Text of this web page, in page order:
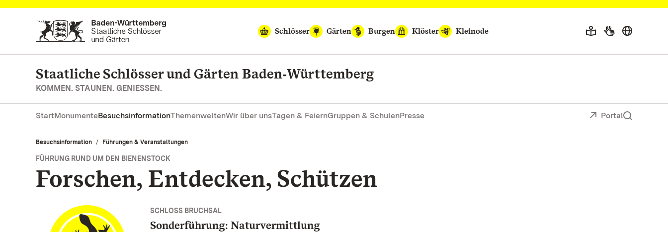
Zum Hauptinhalt springen
Schlösser
Gärten Burgen Klöster Kleinode
Staatliche Schlösser und Gärten Baden‑Württemberg
KOMMEN. STAUNEN. GENIESSEN.
StartMonumenteBesuchsinformationThemenweltenWir über unsTagen & FeiernGruppen & SchulenPresse Portal
Besuchsinformation Führungen & Veranstaltungen
FÜHRUNG RUND UM DEN BIENENSTOCK
Forschen, Entdecken, Schützen
SCHLOSS BRUCHSAL
Sonderführung: Naturvermittlung